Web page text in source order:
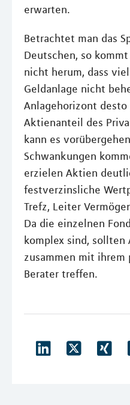
erwarten.
Betrachtet man das
Deutschen, so
nicht herum, dass
Geldanlage nicht
Anlagehorizont
Aktienanteil des
kann es
Schwankungen
erzielen Aktien
festverzinsliche
Trefz, Leiter
Da die einzelnen
komplex sind, sollten
zusammen mit ihrem
Berater treffen.